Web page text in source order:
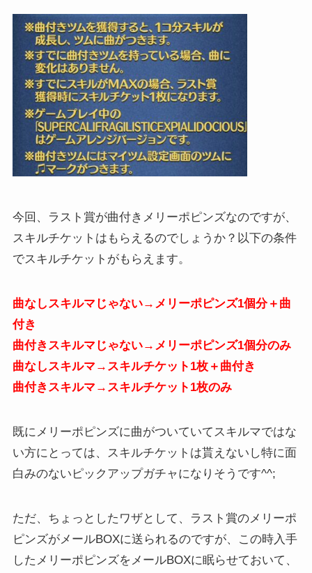
今回、ラスト賞が曲付きメリーポピンズなのですが、
スキルチケットはもらえるのでしょうか？以下の条件
でスキルチケットがもらえます。
曲なしスキルマじゃない→メリーポピンズ1個分＋曲
付き
曲付きスキルマじゃない→メリーポピンズ1個分のみ
曲なしスキルマ→スキルチケット1枚＋曲付き
曲付きスキルマ→スキルチケット1枚のみ
既にメリーポピンズに曲がついていてスキルマではな
い方にとっては、スキルチケットは貰えないし特に面
白みのないピックアップガチャになりそうです^^;
ただ、ちょっとしたワザとして、ラスト賞のメリーポ
ピンズがメールBOXに送られるのですが、この時入手
したメリーポピンズをメールBOXに眠らせておいて、